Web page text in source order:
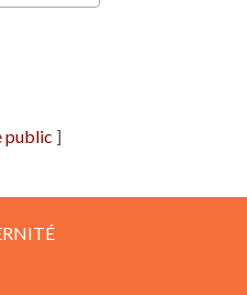
public ]